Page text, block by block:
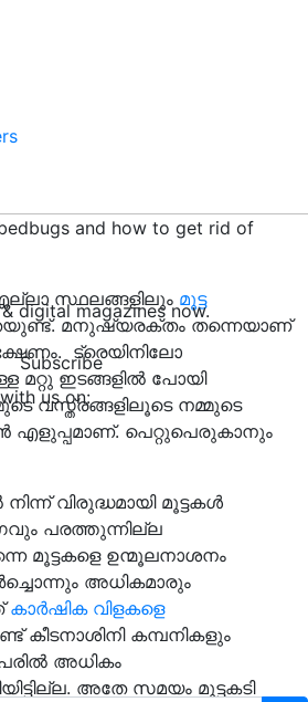
digital magazines now.
Subscribe
us on:
and how to get rid of
സ്ഥലങ്ങളിലും മൂട്ട
മനുഷ്യരക്തം തന്നെയാണ്
ട്രെയിനിലോ
മറ്റു ഇടങ്ങളിൽ പോയി
വസ്ത്രങ്ങളിലൂടെ നമ്മുടെ
എളുപ്പമാണ്. പെറ്റുപെരുകാനും
വിരുദ്ധമായി മൂട്ടകൾ
പരത്തുന്നില്ല
മൂട്ടകളെ ഉന്മൂലനാശനം
അധികമാരും
കാർഷിക വിളകളെ
കീടനാശിനി കമ്പനികളും
അധികം
അതേ സമയം മൂട്ടകടി